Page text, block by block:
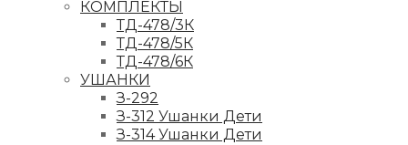
КОМПЛЕКТЫ
ТД-478/3К
ТД-478/5К
ТД-478/6К
УШАНКИ
З-292
З-312 Ушанки Дети
З-314 Ушанки Дети